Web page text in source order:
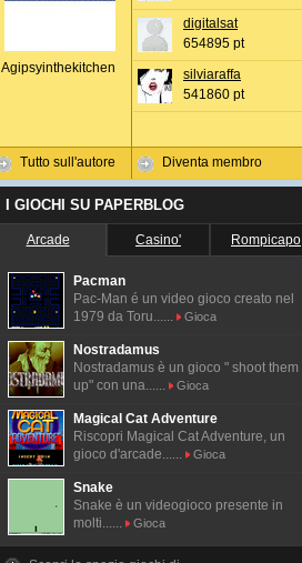
Agipsyinthekitchen
Tutto sull'autore
digitalsat
654895 pt
silviaraffa
541860 pt
Diventa membro
I GIOCHI SU PAPERBLOG
Arcade Casino' Rompicapo
Pacman
Pac-Man é un video gioco creato nel
1979 da Toru......
Gioca
Nostradamus
Nostradamus è un gioco " shoot them
up" con una......
Gioca
Magical Cat Adventure
Riscopri Magical Cat Adventure, un
gioco d'arcade......
Gioca
Snake
Snake è un videogioco presente in
molti......
Gioca